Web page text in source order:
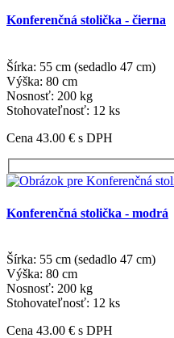
Konferenčná stolička - čierna
Šírka: 55 cm (sedadlo 47 cm)
Výška: 80 cm
Nosnosť: 200 kg
Stohovateľnosť: 12 ks
Cena 43.00 € s DPH
Konferenčná stolička - modrá
Šírka: 55 cm (sedadlo 47 cm)
Výška: 80 cm
Nosnosť: 200 kg
Stohovateľnosť: 12 ks
Cena 43.00 € s DPH